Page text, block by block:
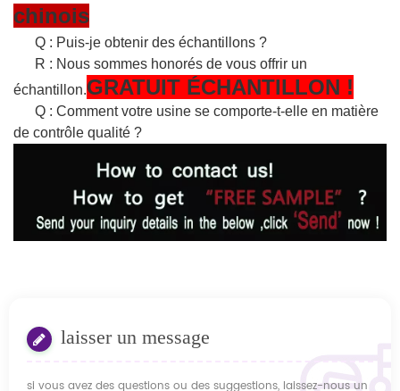
chinois
Q : Puis-je obtenir des échantillons ?
R : Nous sommes honorés de vous offrir un
échantillon.GRATUIT ÉCHANTILLON !
Q : Comment votre usine se comporte-t-elle en matière
de contrôle qualité ?
laisser un message
si vous avez des questions ou des suggestions, laissez-nous un